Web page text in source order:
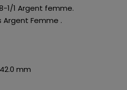
1/1 Argent femme.
Femme .
mm